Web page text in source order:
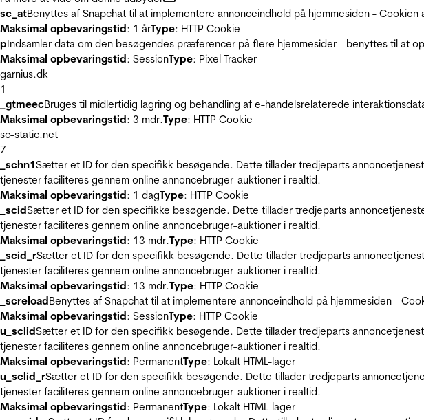
sc_atBenyttes af Snapchat til at implementere annonceindhold på hjemmesiden -
Maksimal opbevaringstid: 1 årType: HTTP Cookie
pIndsamler data om den besøgendes præferencer på flere hjemmesider - benyttes til at
Maksimal opbevaringstid: SessionType: Pixel Tracker
garnius.dk
1
_gtmeecBruges til midlertidig lagring og behandling af e-handelsrelaterede
Maksimal opbevaringstid: 3 mdr.Type: HTTP Cookie
sc-static.net
7
_schn1Sætter et ID for den specifikk besøgende. Dette tillader tredjeparts
tjenester faciliteres gennem online annoncebruger-auktioner i realtid.
Maksimal opbevaringstid: 1 dagType: HTTP Cookie
_scidSætter et ID for den specifikke besøgende. Dette tillader tredjeparts
tjenester faciliteres gennem online annoncebruger-auktioner i realtid.
Maksimal opbevaringstid: 13 mdr.Type: HTTP Cookie
_scid_rSætter et ID for den specifikk besøgende. Dette tillader tredjeparts
tjenester faciliteres gennem online annoncebruger-auktioner i realtid.
Maksimal opbevaringstid: 13 mdr.Type: HTTP Cookie
_screloadBenyttes af Snapchat til at implementere annonceindhold på hjemmesiden -
Maksimal opbevaringstid: SessionType: HTTP Cookie
u_sclidSætter et ID for den specifikk besøgende. Dette tillader tredjeparts
tjenester faciliteres gennem online annoncebruger-auktioner i realtid.
Maksimal opbevaringstid: PermanentType: Lokalt HTML-lager
u_sclid_rSætter et ID for den specifikk besøgende. Dette tillader tredjeparts
tjenester faciliteres gennem online annoncebruger-auktioner i realtid.
Maksimal opbevaringstid: PermanentType: Lokalt HTML-lager